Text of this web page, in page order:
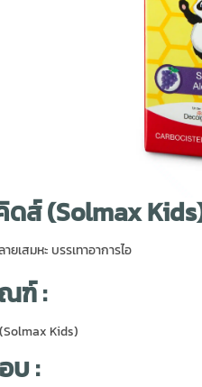
ดส์ (Solmax
ยเสมหะ บรรเทาอาการไอ
ฑ์ :
Kids)
บ :